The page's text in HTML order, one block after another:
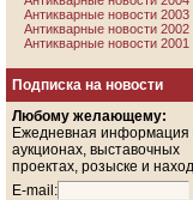
Антикварные новости 2003
Антикварные новости 2002
Антикварные новости 2001
Подписка на новости
Любому желающему:
Ежедневная информация
аукционах, выставочных
проектах, розыске и
E-mail: